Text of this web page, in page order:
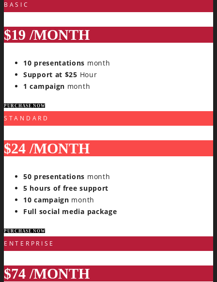
BASIC
$19 /MONTH
10 presentations month
Support at $25 Hour
1 campaign month
PURCHASE NOW
STANDARD
$24 /MONTH
50 presentations month
5 hours of free support
10 campaign month
Full social media package
PURCHASE NOW
ENTERPRISE
$74 /MONTH